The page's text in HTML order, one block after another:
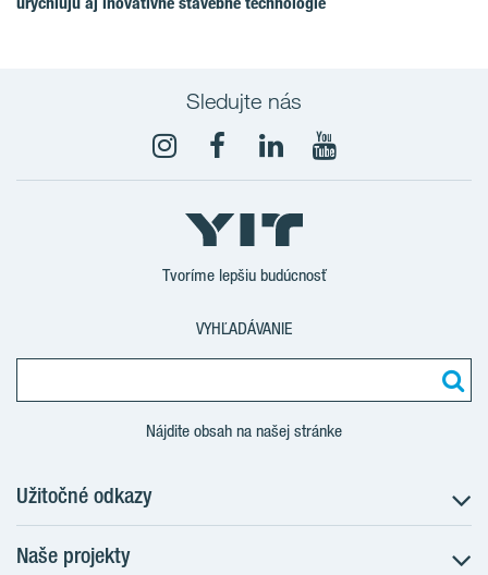
Sledujte nás
YouTube
Tvoríme lepšiu budúcnosť
VYHĽADÁVANIE
Nájdite obsah na našej stránke
Užitočné odkazy
O nás
Naše projekty